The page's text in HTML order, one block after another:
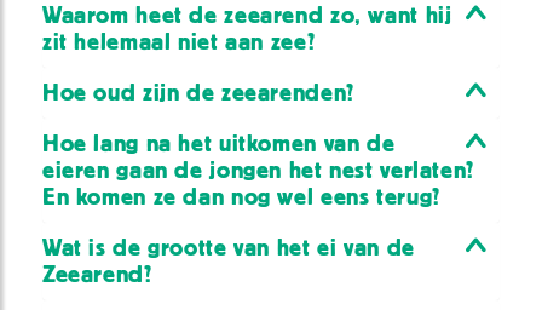
Waarom heet de zeearend zo, want hij
zit helemaal niet aan zee?
Hoe oud zijn de zeearenden?
Hoe lang na het uitkomen van de
eieren gaan de jongen het nest verlaten?
En komen ze dan nog wel eens terug?
Wat is de grootte van het ei van de
Zeearend?